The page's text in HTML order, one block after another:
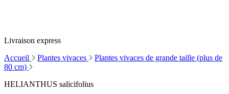
Livraison express
Accueil
Plantes vivaces
Plantes vivaces de grande taille (plus de
80 cm)
HELIANTHUS salicifolius